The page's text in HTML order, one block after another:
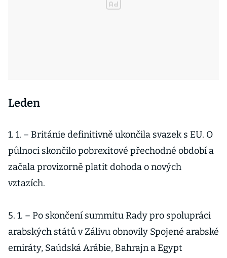
Leden
1. 1. – Británie definitivně ukončila svazek s EU. O
půlnoci skončilo pobrexitové přechodné období a
začala provizorně platit dohoda o nových
vztazích.
5. 1. – Po skončení summitu Rady pro spolupráci
arabských států v Zálivu obnovily Spojené arabské
emiráty, Saúdská Arábie, Bahrajn a Egypt